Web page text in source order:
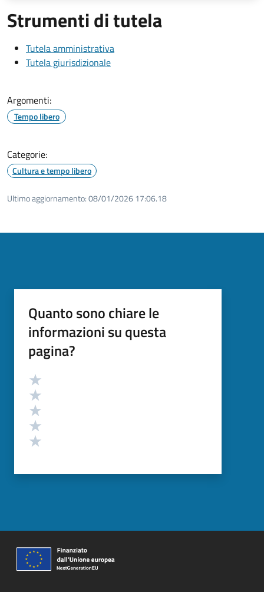
Strumenti di tutela
Tutela amministrativa
Tutela giurisdizionale
Argomenti:
Tempo libero
Categorie:
Cultura e tempo libero
Ultimo aggiornamento:08/01/2026 17:06.18
Quanto sono chiare le
informazioni su questa
pagina?
Valutazione